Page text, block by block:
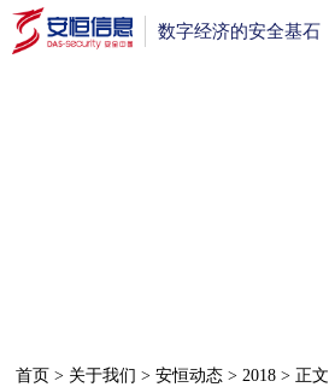
数字经济的安全基石
首页 > 关于我们 >安恒动态 >2018 > 正文